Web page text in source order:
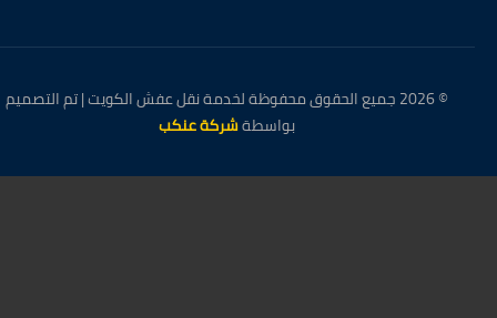
© 2026 جميع الحقوق محفوظة لخدمة نقل عفش الكويت | تم التصميم
بواسطةشركة عنكب